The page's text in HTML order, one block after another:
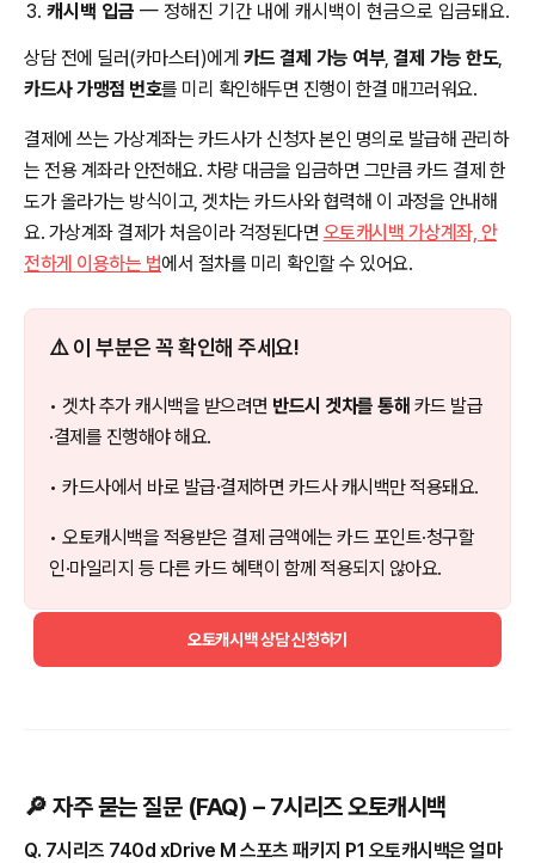
캐시백 입금 — 정해진 기간 내에 캐시백이 현금으로 입금돼요.
상담 전에 딜러(카마스터)에게 카드 결제 가능 여부, 결제 가능 한도,
카드사 가맹점 번호를 미리 확인해두면 진행이 한결 매끄러워요.
결제에 쓰는 가상계좌는 카드사가 신청자 본인 명의로 발급해 관리하
는 전용 계좌라 안전해요. 차량 대금을 입금하면 그만큼 카드 결제 한
도가 올라가는 방식이고, 겟차는 카드사와 협력해 이 과정을 안내해
요. 가상계좌 결제가 처음이라 걱정된다면 오토캐시백 가상계좌, 안
전하게 이용하는 법에서 절차를 미리 확인할 수 있어요.
⚠️ 이 부분은 꼭 확인해 주세요!
• 겟차 추가 캐시백을 받으려면 반드시 겟차를 통해 카드 발급
·결제를 진행해야 해요.
• 카드사에서 바로 발급·결제하면 카드사 캐시백만 적용돼요.
• 오토캐시백을 적용받은 결제 금액에는 카드 포인트·청구할
인·마일리지 등 다른 카드 혜택이 함께 적용되지 않아요.
오토캐시백 상담 신청하기
🔎 자주 묻는 질문 (FAQ) – 7시리즈 오토캐시백
Q. 7시리즈 740d xDrive M 스포츠 패키지 P1 오토캐시백은 얼마